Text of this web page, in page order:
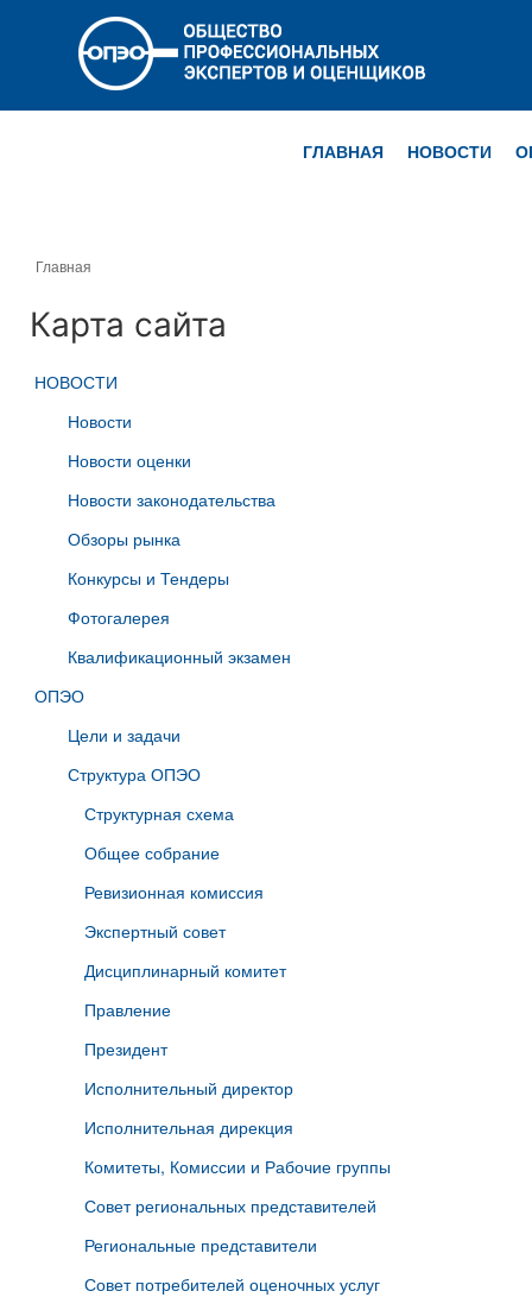
ГЛАВНАЯ НОВОСТИ
Главная
Карта сайта
НОВОСТИ
Новости
Новости оценки
Новости законодательства
Обзоры рынка
Конкурсы и Тендеры
Фотогалерея
Квалификационный экзамен
ОПЭО
Цели и задачи
Структура ОПЭО
Структурная схема
Общее собрание
Ревизионная комиссия
Экспертный совет
Дисциплинарный комитет
Правление
Президент
Исполнительный директор
Исполнительная дирекция
Комитеты, Комиссии и Рабочие группы
Совет региональных представителей
Региональные представители
Совет потребителей оценочных услуг